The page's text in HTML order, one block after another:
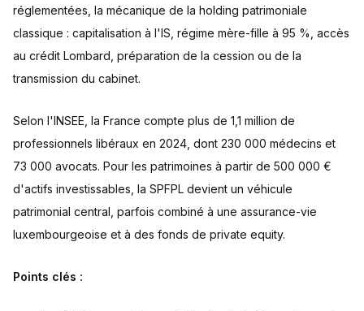
réglementées, la mécanique de la holding patrimoniale
classique : capitalisation à l'IS, régime mère-fille à 95 %, accès
au crédit Lombard, préparation de la cession ou de la
transmission du cabinet.
Selon l'INSEE, la France compte plus de 1,1 million de
professionnels libéraux en 2024, dont 230 000 médecins et
73 000 avocats. Pour les patrimoines à partir de 500 000 €
d'actifs investissables, la SPFPL devient un véhicule
patrimonial central, parfois combiné à une assurance-vie
luxembourgeoise et à des fonds de private equity.
Points clés :